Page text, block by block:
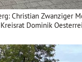
Christian Zwanziger
Dominik